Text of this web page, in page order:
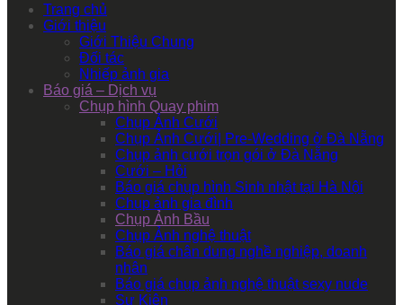
Trang chủ
Giới thiệu
Giới Thiệu Chung
Đối tác
Nhiếp ảnh gia
Báo giá – Dịch vụ
Chụp hình Quay phim
Chụp Ảnh Cưới
Chụp Ảnh Cưới| Pre-Wedding ở Đà Nẵng
Chụp ảnh cưới trọn gói ở Đà Nẵng
Cưới – Hỏi
Báo giá chụp hình Sinh nhật tại Hà Nội
Chụp ảnh gia đình
Chụp Ảnh Bầu
Chụp Ảnh nghệ thuật
Báo giá chân dung nghề nghiệp, doanh
nhân
Báo giá chụp ảnh nghệ thuật sexy nude
Sự Kiện